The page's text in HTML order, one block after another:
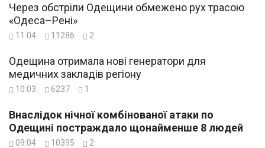
Через обстріли Одещини обмежено рух трасою
«Одеса–Рені»
11:04 11286 2
Одещина отримала нові генератори для
медичних закладів регіону
10:03 6237 1
Внаслідок нічної комбінованої атаки по
Одещині постраждало щонайменше 8 людей
09:04 10395 2